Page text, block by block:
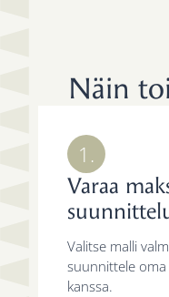
Näin
1.
Varaa
Valitse malli
suunnittele
kanssa.